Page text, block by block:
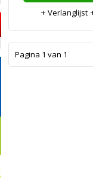
Verlanglijst
Pagina 1 van 1